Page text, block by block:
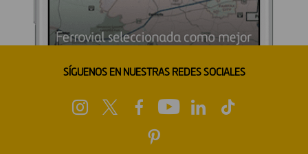
SÍGUENOS EN NUESTRAS REDES SOCIALES